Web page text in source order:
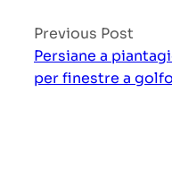
Previous Post
Persiane a
per finestre a golfo